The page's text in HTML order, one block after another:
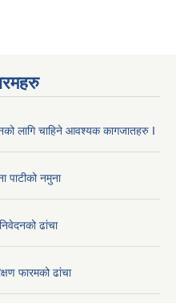
लागि चाहिने आवश्यक कागजातहरु I
पाटीको नमुना
ढांचा
फारमको ढांचा